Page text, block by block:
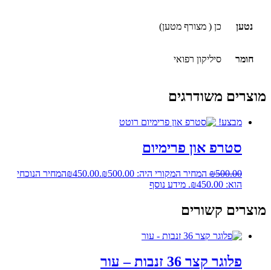
נטען כן ( מצורף מטען)
חומר סיליקון רפואי
מוצרים משודרגים
מבצע!
סטרפ און פרימיום
₪500.00 המחיר המקורי היה: ₪500.00. ₪450.00
המחיר הנוכחי
הוא: ₪450.00.
מידע נוסף
מוצרים קשורים
פלוגר קצר 36 זנבות – עור